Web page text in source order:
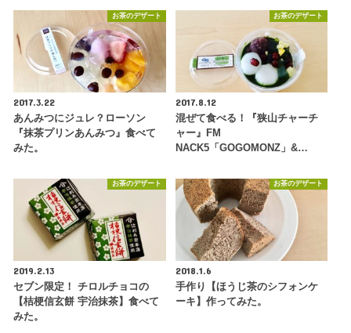
お茶のデザート
2017.3.22
あんみつにジュレ？ローソン
『抹茶プリンあんみつ』食べて
みた。
お茶のデザート
2017.8.12
混ぜて食べる！『狭山チャーチ
ャー』FM
NACK5「GOGOMONZ」&…
お茶のデザート
2019.2.13
セブン限定！ チロルチョコの
【桔梗信玄餅 宇治抹茶】食べて
みた。
お茶のデザート
2018.1.6
手作り【ほうじ茶のシフォンケ
ーキ】作ってみた。